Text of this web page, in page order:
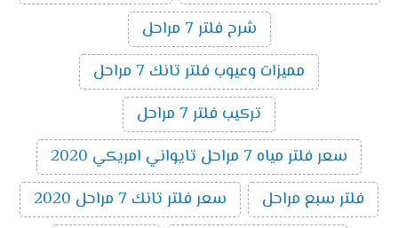
شرح فلتر 7 مراحل
مميزات وعيوب فلتر تانك 7 مراحل
تركيب فلتر 7 مراحل
سعر فلتر مياه 7 مراحل تايواني امريكي 2020
فلتر سبع مراحل
سعر فلتر تانك 7 مراحل 2020